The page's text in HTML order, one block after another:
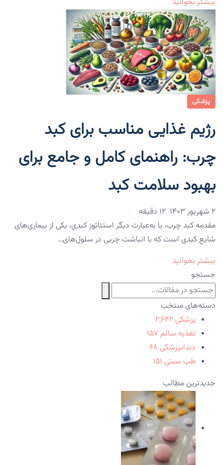
پزشکی
رژیم غذایی مناسب برای کبد
چرب: راهنمای کامل و جامع برای
بهبود سلامت کبد
۲ شهریور ۱۴۰۳
مقدمه کبد چرب، یا به‌عبارت دیگر استئاتوز کبدی، یکی از بیماری‌های
شایع کبدی است که با انباشت چربی در سلول‌های…
بیشتر بخوانید
جستجو
دسته‌های منتخب
پزشکی ۲,۶۴۲
تغذیه سالم ۱۵۷
دندانپزشکی ۶۸
طب سنتی ۱۵۱
جدیدترین مطالب